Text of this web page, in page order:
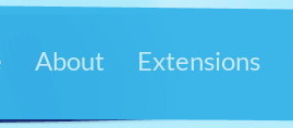
About Extensions